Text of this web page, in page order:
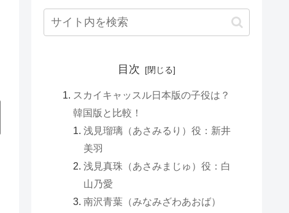
目次
スカイキャッスル日本版の子役は？
韓国版と比較！
浅見瑠璃（あさみるり）役：新井
美羽
浅見真珠（あさみまじゅ）役：白
山乃愛
南沢青葉（みなみざわあおば）